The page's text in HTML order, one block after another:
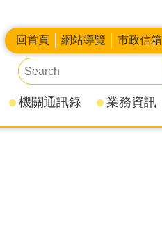
回首頁 網站導覽 市政信箱
機關通訊錄 業務資訊